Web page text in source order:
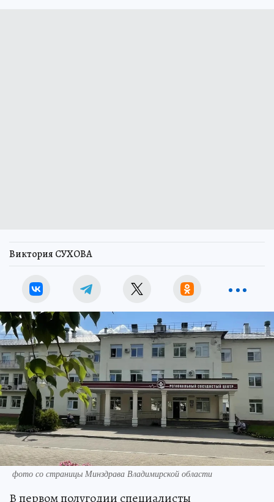
Виктория СУХОВА
фото со страницы Минздрава Владимирской области
В первом полугодии специалисты